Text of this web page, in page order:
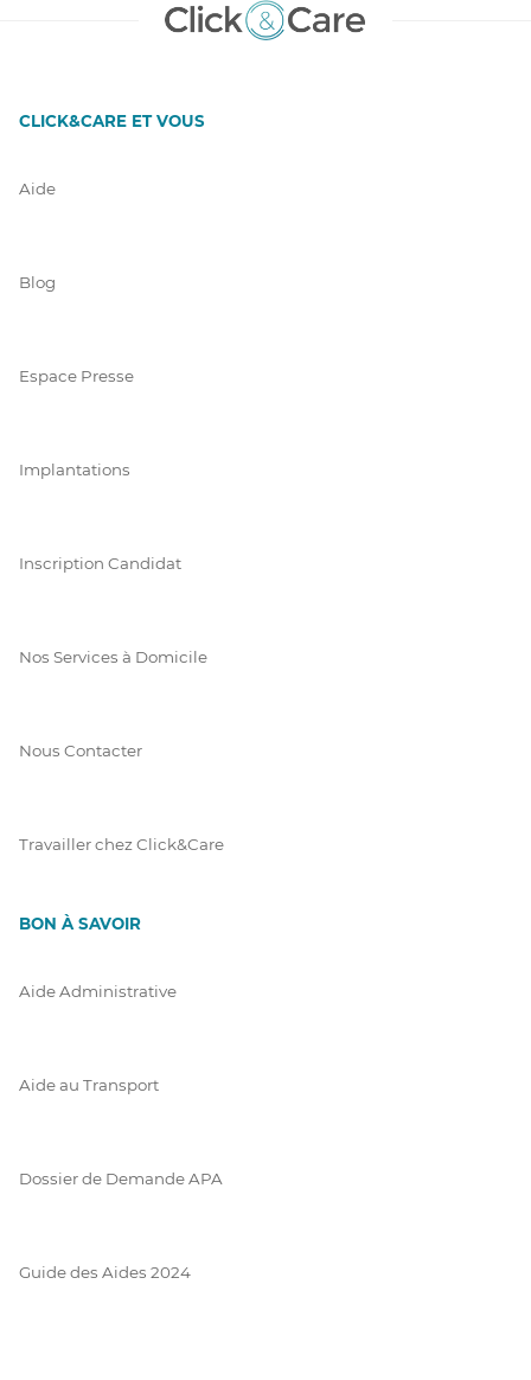
CLICK&CARE ET VOUS
Aide
Blog
Espace Presse
Implantations
Inscription Candidat
Nos Services à Domicile
Nous Contacter
Travailler chez Click&Care
BON À SAVOIR
Aide Administrative
Aide au Transport
Dossier de Demande APA
Guide des Aides 2024